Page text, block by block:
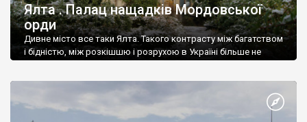
Ялта . Палац нащадків Мордовської
орди
Дивне місто все таки Ялта. Такого контрасту між багатством
і бідністю, між розкішшю і розрухою в Україні більше не